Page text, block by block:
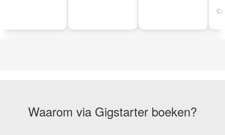
Waarom via Gigstarter boeken?